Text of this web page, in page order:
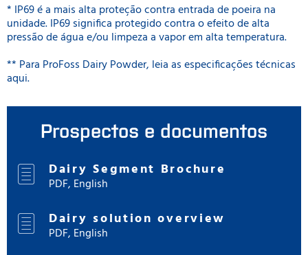
* IP69 é a mais alta proteção contra entrada de poeira na
unidade. IP69 significa protegido contra o efeito de alta
pressão de água e/ou limpeza a vapor em alta temperatura.
** Para ProFoss Dairy Powder, leia as especificações técnicas
aqui.
Prospectos e documentos
Dairy Segment Brochure
PDF, English
Dairy solution overview
PDF, English